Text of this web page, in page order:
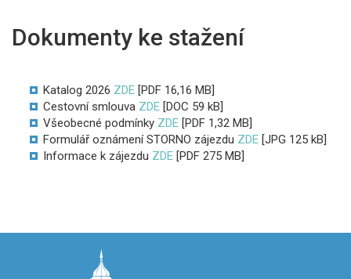
Dokumenty ke stažení
Katalog 2026 ZDE [PDF 16,16 MB]
Cestovní smlouva ZDE [DOC 59 kB]
Všeobecné podmínky ZDE [PDF 1,32 MB]
Formulář oznámení STORNO zájezdu ZDE [JPG 125 kB]
Informace k zájezdu ZDE [PDF 275 MB]